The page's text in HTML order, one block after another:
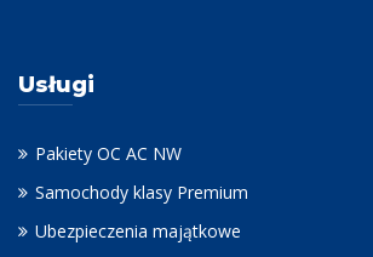
Usługi
Pakiety OC AC NW
Samochody klasy Premium
Ubezpieczenia majątkowe